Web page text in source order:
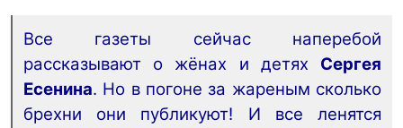
Все газеты сейчас наперебой
рассказывают о жёнах и детях Сергея
Есенина. Но в погоне за жареным сколько
брехни они публикуют! И все ленятся